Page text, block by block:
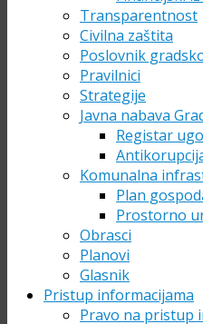
Transparentnost
Civilna zaštita
Poslovnik
Pravilnici
Strategije
Javna nabava
Registar
Komunalna
Plan
Prostorno
Obrasci
Planovi
Glasnik
Pristup informacijama
Pravo na pristup